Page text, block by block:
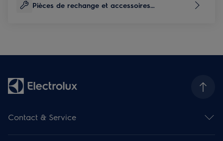
Pièces de rechange et accessoires
Contact & Service